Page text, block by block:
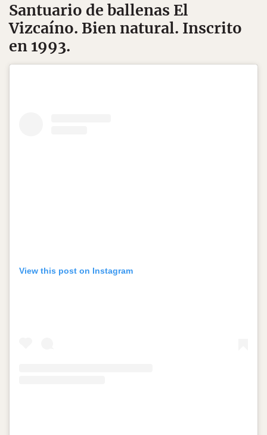
Santuario de ballenas El
Vizcaíno. Bien natural. Inscrito
en 1993.
View this post on Instagram